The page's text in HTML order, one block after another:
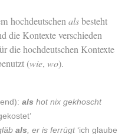
hochdeutschenalsbeste­ht
die Kon­texte ver­schieden
die hochdeutschen Kon­texte
(wie, wo).
als hot nix gekhoscht
als , er is fer­rügt‘ich glaube